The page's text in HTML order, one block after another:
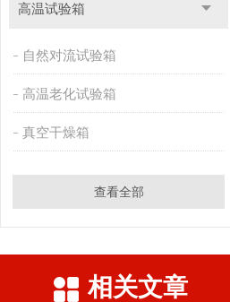
高温试验箱
自然对流试验箱
高温老化试验箱
真空干燥箱
查看全部
相关文章